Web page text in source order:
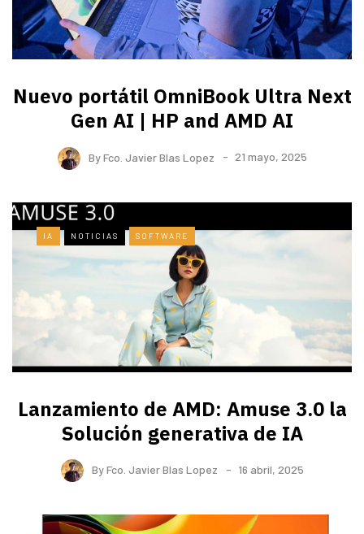
Nuevo portátil OmniBook Ultra ​Next
Gen AI | HP and AMD AI
ByFco. Javier Blas Lopez 21 mayo, 2025
IA NOTICIAS SOFTWARE
Lanzamiento de AMD: Amuse 3.0 la
Solución generativa de IA
ByFco. Javier Blas Lopez 16 abril, 2025